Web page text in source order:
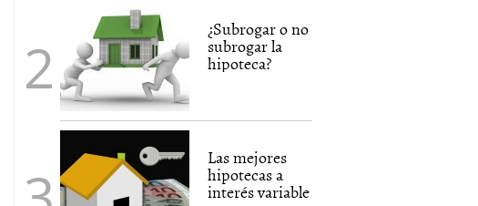
¿Subrogar o no
subrogar la
hipoteca?
Las mejores
hipotecas a
interés variable